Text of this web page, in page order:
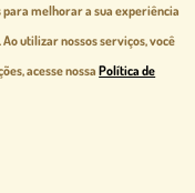
Verde
903
para melhorar a sua experiência
Ao utilizar nossos serviços, você
acesse nossaPolítica de